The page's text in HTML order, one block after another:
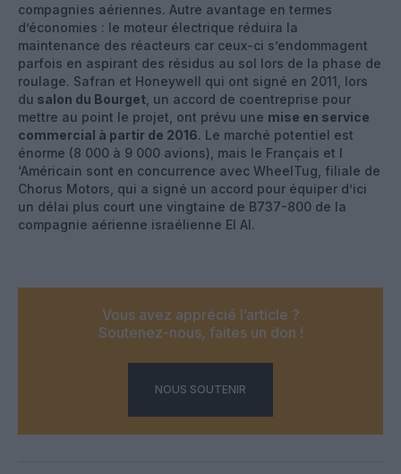
compagnies aériennes. Autre avantage en termes
d’économies : le moteur électrique réduira la
maintenance des réacteurs car ceux-ci s’endommagent
parfois en aspirant des résidus au sol lors de la phase de
roulage. Safran et Honeywell qui ont signé en 2011, lors
du salon du Bourget , un accord de coentreprise pour
mettre au point le projet, ont prévu une mise en service
commercial à partir de 2016. Le marché potentiel est
énorme (8 000 à 9 000 avions), mais le Français et l
‘Américain sont en concurrence avec WheelTug, filiale de
Chorus Motors, qui a signé un accord pour équiper d’ici
un délai plus court une vingtaine de B737-800 de la
compagnie aérienne israélienne El Al.
Vous avez apprécié l’article ?
Soutenez-nous, faites un don !
NOUS SOUTENIR